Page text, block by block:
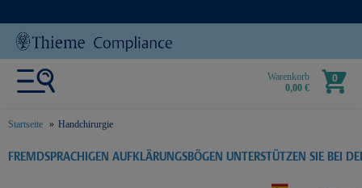
Warenkorb
0,00 €
0
Startseite Handchirurgie
text.skipToContent
text.skipToNavigation
FREMDSPRACHIGEN AUFKLÄRUNGSBÖGEN UNTERSTÜTZEN SIE BEI